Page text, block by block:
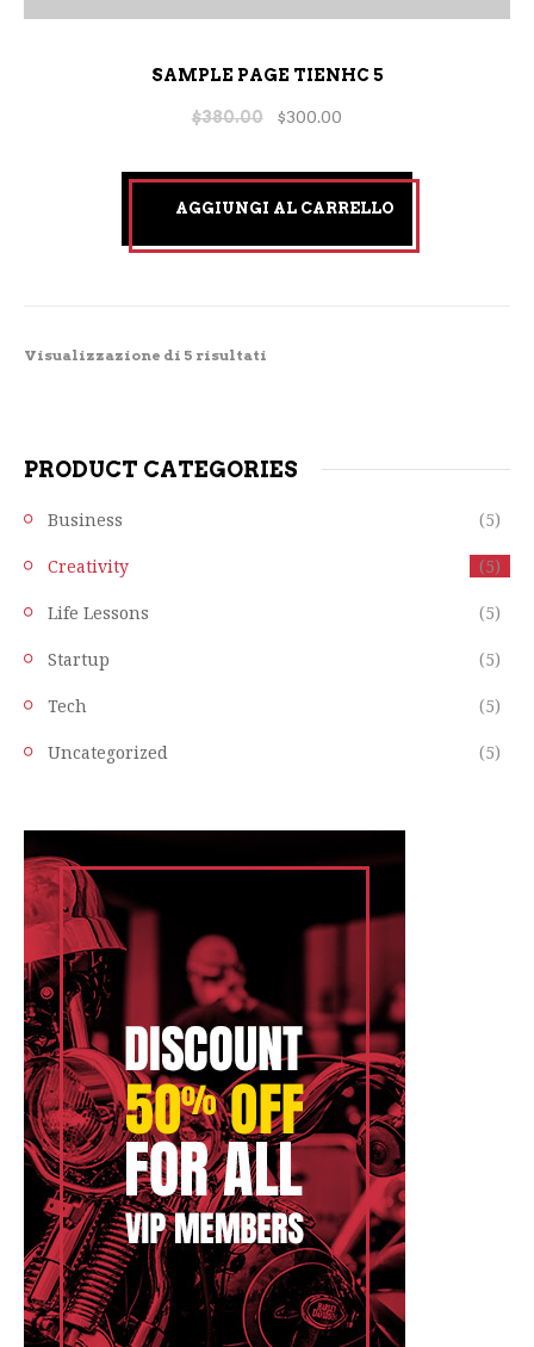
SAMPLE PAGE TIENHC 5
$380.00 $300.00
AGGIUNGI AL CARRELLO
Visualizzazione di 5 risultati
PRODUCT CATEGORIES
Business (5)
Creativity (5)
Life Lessons (5)
Startup (5)
Tech (5)
Uncategorized (5)